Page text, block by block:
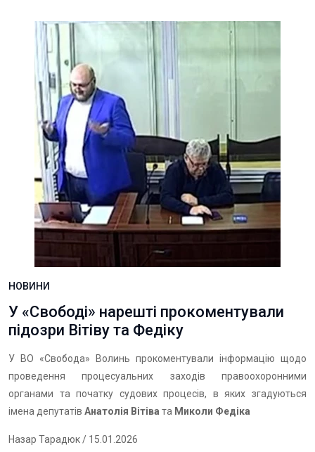
НОВИНИ
У «Свободі» нарешті прокоментували
підозри Вітіву та Федіку
У ВО «Свобода» Волинь прокоментували інформацію щодо
проведення процесуальних заходів правоохоронними
органами та початку судових процесів, в яких згадуються
імена депутатів Анатолія Вітіва та Миколи Федіка
Назар Тарадюк/ 15.01.2026